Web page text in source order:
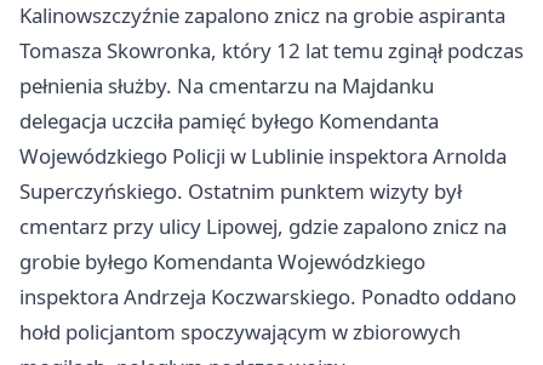
Kalinowszczyźnie zapalono znicz na grobie aspiranta
Tomasza Skowronka, który 12 lat temu zginął podczas
pełnienia służby. Na cmentarzu na Majdanku
delegacja uczciła pamięć byłego Komendanta
Wojewódzkiego Policji w Lublinie inspektora Arnolda
Superczyńskiego. Ostatnim punktem wizyty był
cmentarz przy ulicy Lipowej, gdzie zapalono znicz na
grobie byłego Komendanta Wojewódzkiego
inspektora Andrzeja Koczwarskiego. Ponadto oddano
hołd policjantom spoczywającym w zbiorowych